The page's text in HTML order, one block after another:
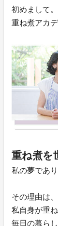
初めまして。
重ね煮アカ
重ね煮を
私の夢であ
その理由は、
私自身が重
毎日の暮ら